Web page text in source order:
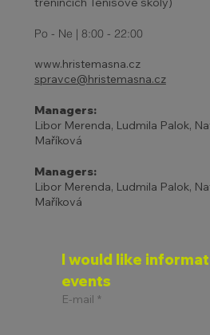
Po - Ne | 8:00 - 22:00
www.hristemasna.cz
spravce@hristemasna.cz
Managers:
Libor Merenda, Ludmila Palok,
Maříková
Managers:
Libor Merenda, Ludmila Palok,
Maříková
I would like
events
E-mail *